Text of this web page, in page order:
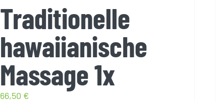
Traditionelle
hawaiianische
Massage 1x
66,50 €